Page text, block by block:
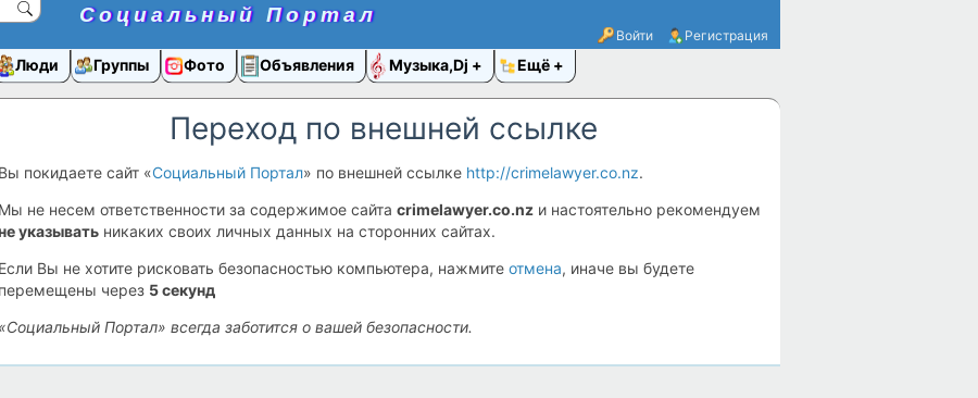
Социальный Портал
Войти Регистрация
Люди Группы Фото Объявления Музыка,Dj Ещё
Переход по внешней ссылке
Вы покидаете сайт «Социальный Портал» по внешней ссылке http://crimelawyer.co.nz.
Мы не несем ответственности за содержимое сайта crimelawyer.co.nz и настоятельно рекомендуем
указывать никаких своих личных данных на сторонних сайтах.
Если Вы не хотите рисковать безопасностью компьютера, нажмите отмена, иначе вы будете
перемещены через 5секунд
«Социальный Портал» всегда заботится о вашей безопасности.